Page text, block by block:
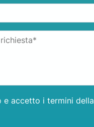
e accetto i termini della